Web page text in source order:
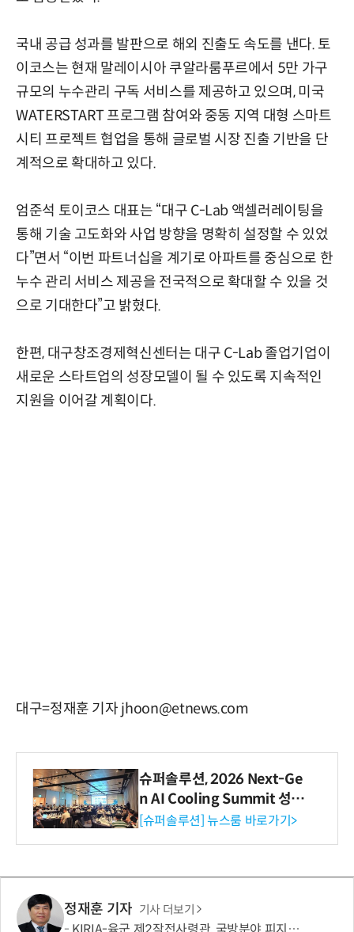
국내 공급 성과를 발판으로 해외 진출도 속도를 낸다. 토
이코스는 현재 말레이시아 쿠알라룸푸르에서 5만 가구
규모의 누수관리 구독 서비스를 제공하고 있으며, 미국
WATERSTART 프로그램 참여와 중동 지역 대형 스마트
시티 프로젝트 협업을 통해 글로벌 시장 진출 기반을 단
계적으로 확대하고 있다.
엄준석 토이코스 대표는 “대구 C-Lab 액셀러레이팅을
통해 기술 고도화와 사업 방향을 명확히 설정할 수 있었
다”면서 “이번 파트너십을 계기로 아파트를 중심으로 한
누수 관리 서비스 제공을 전국적으로 확대할 수 있을 것
으로 기대한다”고 밝혔다.
한편, 대구창조경제혁신센터는 대구 C-Lab 졸업기업이
새로운 스타트업의 성장모델이 될 수 있도록 지속적인
지원을 이어갈 계획이다.
대구=정재훈 기자 jhoon@etnews.com
슈퍼솔루션, 2026 Next-Ge
n AI Cooling Summit 성황
리 성료
[슈퍼솔루션] 뉴스룸 바로가기>
정재훈 기자 기사 더보기